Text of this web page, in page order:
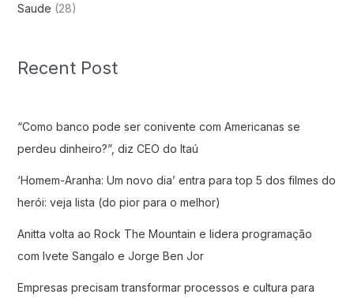
Saude (28)
Recent Post
“Como banco pode ser conivente com Americanas se
perdeu dinheiro?”, diz CEO do Itaú
‘Homem-Aranha: Um novo dia’ entra para top 5 dos filmes do
herói: veja lista (do pior para o melhor)
Anitta volta ao Rock The Mountain e lidera programação
com Ivete Sangalo e Jorge Ben Jor
Empresas precisam transformar processos e cultura para